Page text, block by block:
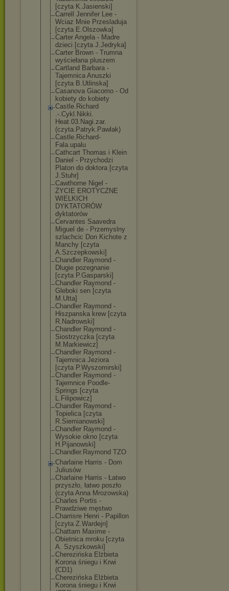
[czyta K.Jasienski]
Carrell Jennifer Lee -
Wciaz Mnie Przesladuja
[czyta E.Olszowka]
Carter Angela - Madre
dzieci [czyta J.Jedryka]
Carter Brown - Trumna
wyściełana pluszem
Cartland Barbara -
Tajemnica Anuszki
[czyta B.Utlinska]
Casanova Giacomo - Od
kobiety do kobiety
Castle.Richard
.-.Cykl.Nikki.
Heat.03.Nagi.zar.
(czyta.Patryk.Pawlak)
Castle.Richard-
Fala.upalu
Cathcart Thomas i Klein
Daniel - Przychodzi
Platon do doktora [czyta
J.Stuhr]
Cawthorne Nigel -
ŻYCIE EROTYCZNE
WIELKICH
DYKTATORÓW
dyktatorów
Cervantes Saavedra
Miguel de - Przemyslny
szlachcic Don Kichote z
Manchy [czyta
A.Szczepkowski]
Chandler Raymond -
Dlugie pozegnanie
[czyta P.Gasparski]
Chandler Raymond -
Gleboki sen [czyta
M.Utta]
Chandler Raymond -
Hiszpanska krew [czyta
R.Nadrowski]
Chandler Raymond -
Siostrzyczka [czyta
M.Markiewicz]
Chandler Raymond -
Tajemnica Jeziora
[czyta P.Wyszomirski]
Chandler Raymond -
Tajemnice Poodle-
Springs [czyta
L.Filipowicz]
Chandler Raymond -
Topielica [czyta
R.Siemianowski]
Chandler Raymond -
Wysokie okno [czyta
H.Pijanowski]
Chandler.Raymond TZO
Charlaine Harris - Dom
Juliusów
Charlaine Harris - Łatwo
przyszło, łatwo poszło
(czyta Anna Mrozowska)
Charles Portis -
Prawdziwe męstwo
Charrisre Henri - Papillon
[czyta Z.Wardejn]
Chattam Maxime -
Obietnica mroku [czyta
A. Szyszkowski]
Cherezińska Elżbieta
Korona śniegu i Krwi
(CD1)
Cherezińska Elżbieta
Korona śniegu i Krwi